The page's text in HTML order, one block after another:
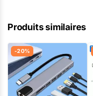
Produits similaires
-20%